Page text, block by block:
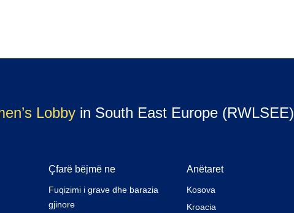
Lobbyin South East Europe (RWLSEE)
Çfarë bëjmë ne
Fuqizimi i grave dhe barazia
gjinore
Anëtaret
Kosova
Kroacia